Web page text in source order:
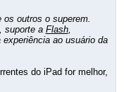
os outros o superem.
suporte a Flash,
experiência ao usuário da
do iPad for melhor,